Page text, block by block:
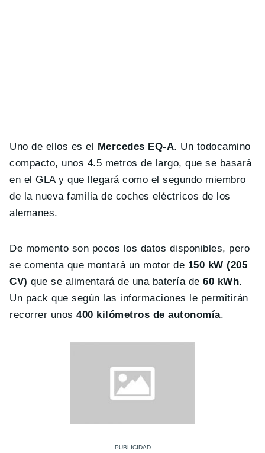
Uno de ellos es el Mercedes EQ-A. Un todocamino
compacto, unos 4.5 metros de largo, que se basará
en el GLA y que llegará como el segundo miembro
de la nueva familia de coches eléctricos de los
alemanes.
De momento son pocos los datos disponibles, pero
se comenta que montará un motor de 150 kW (205
CV) que se alimentará de una batería de60 kWh.
Un pack que según las informaciones le permitirán
recorrer unos400 kilómetros de autonomía.